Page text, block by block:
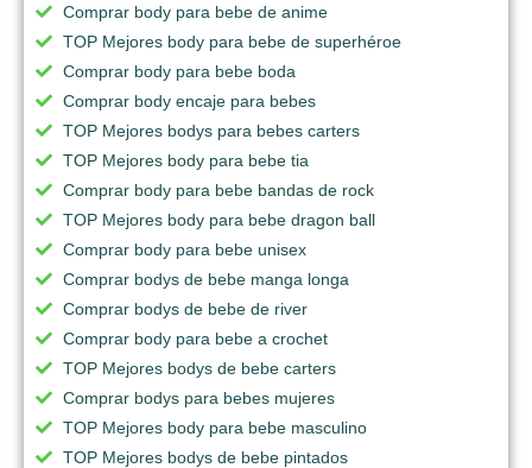
Comprar body para bebe de anime
TOP Mejores body para bebe de superhéroe
Comprar body para bebe boda
Comprar body encaje para bebes
TOP Mejores bodys para bebes carters
TOP Mejores body para bebe tia
Comprar body para bebe bandas de rock
TOP Mejores body para bebe dragon ball
Comprar body para bebe unisex
Comprar bodys de bebe manga longa
Comprar bodys de bebe de river
Comprar body para bebe a crochet
TOP Mejores bodys de bebe carters
Comprar bodys para bebes mujeres
TOP Mejores body para bebe masculino
TOP Mejores bodys de bebe pintados